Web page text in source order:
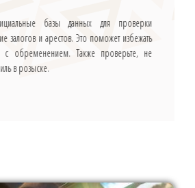
базы данных для проверки
залогов и арестов. Это поможет избежать
с обременением. Также проверьте, не
в розыске.